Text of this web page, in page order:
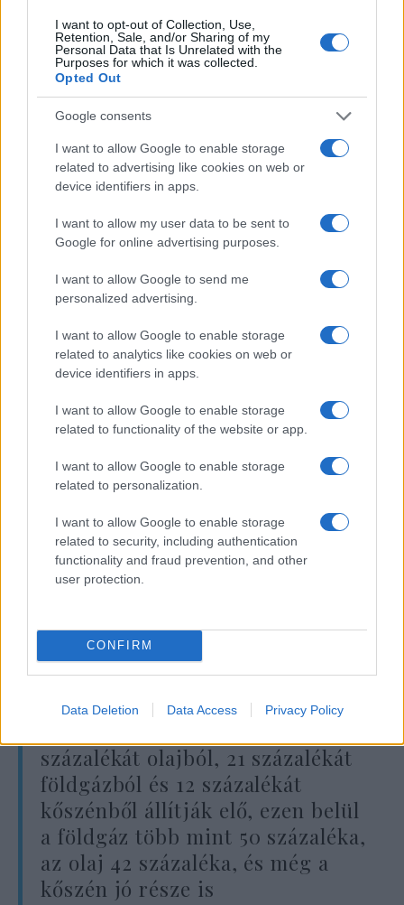
I want to opt-out of Collection, Use,
Retention, Sale, and/or Sharing of my
Personal Data that Is Unrelated with the
Purposes for which it was collected.
Opted Out
Google consents
I want to allow Google to enable storage
related to advertising like cookies on web or
device identifiers in apps.
I want to allow my user data to be sent to
Google for online advertising purposes.
I want to allow Google to send me
personalized advertising.
I want to allow Google to enable storage
related to analytics like cookies on web or
device identifiers in apps.
I want to allow Google to enable storage
related to functionality of the website or app.
I want to allow Google to enable storage
related to personalization.
I want to allow Google to enable storage
related to security, including authentication
functionality and fraud prevention, and other
user protection.
CONFIRM
Data Deletion Data Access Privacy Policy
Christine Lambrecht német védelmi miniszter.
A hadseregnek most beigért 100 milliárd csak
akkor fog igazi változást hozni, ha a
honvédelemre vonatkozó felfogás is
megváltozik, ami azt jelenti, hogy a
nemzetvédelem politikai vezetésében is
sürgős személyi változásokra is lenne
szükség. Jelenleg kétséges, hogy a koalíció
képes lesz-e erre.
Robert Habeck, a zöld energiaminiszter, első
kijelentéseiben még felülmúlhatatlan
cinizmussal üdvözölte annak a lehetőségét,
hogy az oroszok beszüntethetnék a gáz és
olaj szállítását Németországba, mert ez
építsük ki a megújuló energiák termelését.
Hol él ez az ember?
százalékát olajból, 21 százalékát
földgázból és 12 százalékát
kőszénből állítják elő, ezen belül
a földgáz több mint 50 százaléka,
az olaj 42 százaléka, és még a
kőszén jó része is